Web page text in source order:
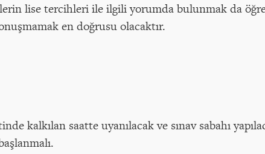
lise tercihleri ile ilgili yorumda bulunmak da
en doğrusu olacaktır.
kalkılan saatte uyanılacak ve sınav sabahı